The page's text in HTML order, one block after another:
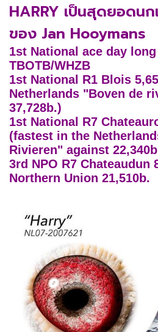
HARRY เป็นสุดยอดน
ของ Jan Hooymans
1st National ace day
TBOTB/WHZB
1st National R1 Blois
Netherlands "Boven de
37,728b.)
1st National R7
(fastest in the
Rivieren" against
3rd NPO R7 Chateaudun
Northern Union 21,510b.